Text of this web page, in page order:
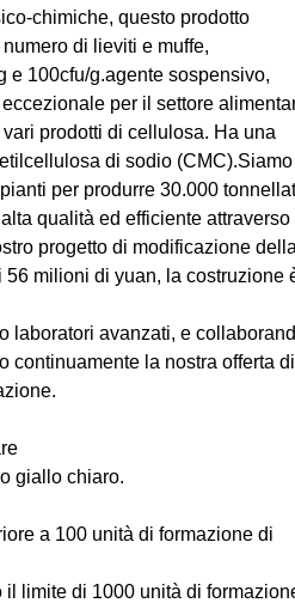
chimiche, questo prodotto
di lieviti e muffe,
e 100cfu/g.agente sospensivo,
per il settore
prodotti di cellulosa. Ha una
di sodio (CMC).Siamo
per produrre 30.000
qualità ed efficiente attraverso
progetto di modificazione della
milioni di yuan, la costruzione
laboratori avanzati, e
continuamente la nostra offerta di
giallo chiaro.
a 100 unità di formazione di
limite di 1000 unità di